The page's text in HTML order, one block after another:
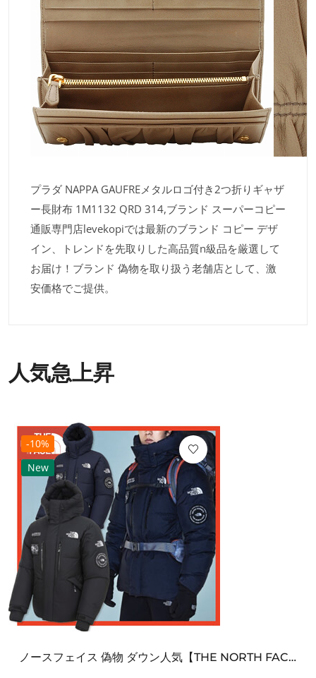
プラダ NAPPA GAUFREメタルロゴ付き2つ折りギャザ
ー長財布 1M1132 QRD 314,ブランド スーパーコピー
通販専門店levekopiでは最新のブランド コピー デザ
イン、トレンドを先取りした高品質n級品を厳選して
お届け！ブランド 偽物を取り扱う老舗店として、激
安価格でご提供。
人気急上昇
-10%
New
ノースフェイス 偽物 ダウン人気【THE NORTH FACE】M'S 7 SUMMIT HIM...